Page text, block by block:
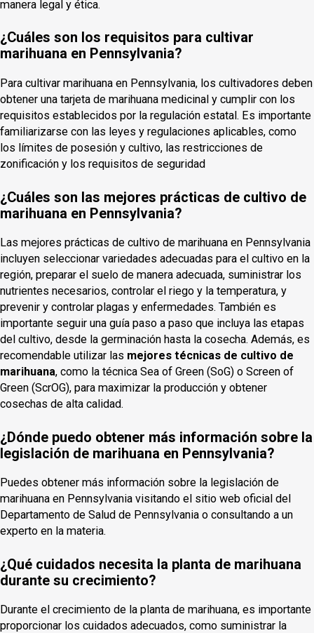
manera legal y ética.
¿Cuáles son los requisitos para cultivar
marihuana en Pennsylvania?
Para cultivar marihuana en Pennsylvania, los cultivadores deben
obtener una tarjeta de marihuana medicinal y cumplir con los
requisitos establecidos por la regulación estatal. Es importante
familiarizarse con las leyes y regulaciones aplicables, como
los límites de posesión y cultivo, las restricciones de
zonificación y los requisitos de seguridad
¿Cuáles son las mejores prácticas de cultivo de
marihuana en Pennsylvania?
Las mejores prácticas de cultivo de marihuana en Pennsylvania
incluyen seleccionar variedades adecuadas para el cultivo en la
región, preparar el suelo de manera adecuada, suministrar los
nutrientes necesarios, controlar el riego y la temperatura, y
prevenir y controlar plagas y enfermedades. También es
importante seguir una guía paso a paso que incluya las etapas
del cultivo, desde la germinación hasta la cosecha. Además, es
recomendable utilizar las mejores técnicas de cultivo de
marihuana, como la técnica Sea of Green (SoG) o Screen of
Green (ScrOG), para maximizar la producción y obtener
cosechas de alta calidad.
¿Dónde puedo obtener más información sobre la
legislación de marihuana en Pennsylvania?
Puedes obtener más información sobre la legislación de
marihuana en Pennsylvania visitando el sitio web oficial del
Departamento de Salud de Pennsylvania o consultando a un
experto en la materia.
¿Qué cuidados necesita la planta de marihuana
durante su crecimiento?
Durante el crecimiento de la planta de marihuana, es importante
proporcionar los cuidados adecuados, como suministrar la